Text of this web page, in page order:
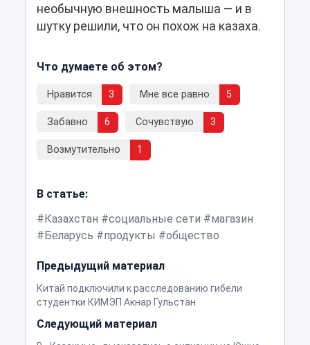
необычную внешность малыша — и в
шутку решили, что он похож на казаха.
Что думаете об этом?
Нравится 3 Мне все равно 5
Забавно 6 Сочувствую 3
Возмутительно 1
В статье:
Казахстан
социальные сети
магазин
Беларусь
продукты общество
Предыдущий материал
Китай подключили к расследованию гибели
студентки КИМЭП Акнар Гульстан
Следующий материал